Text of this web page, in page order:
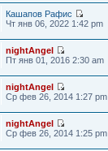
Кашапов Рафис
Чт янв 06, 2022 1:42 pm
nightAngel
Пт янв 01, 2016 2:30 am
nightAngel
Ср фев 26, 2014 1:27 pm
nightAngel
Ср фев 26, 2014 1:25 pm